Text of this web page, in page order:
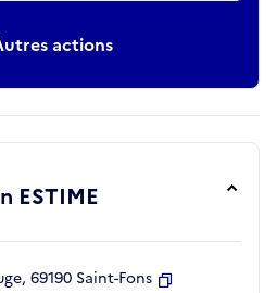
actions
ESTIME
69190 Saint-Fons